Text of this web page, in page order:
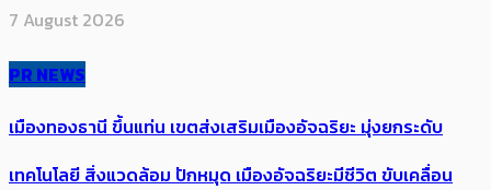
7 August 2026
PR NEWS
เมืองทองธานี ขึ้นแท่น เขตส่งเสริมเมืองอัจฉริยะ มุ่งยกระดับ
เทคโนโลยี สิ่งแวดล้อม ปักหมุด เมืองอัจฉริยะมีชีวิต ขับเคลื่อน